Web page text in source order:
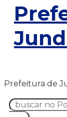
Prefeitura de